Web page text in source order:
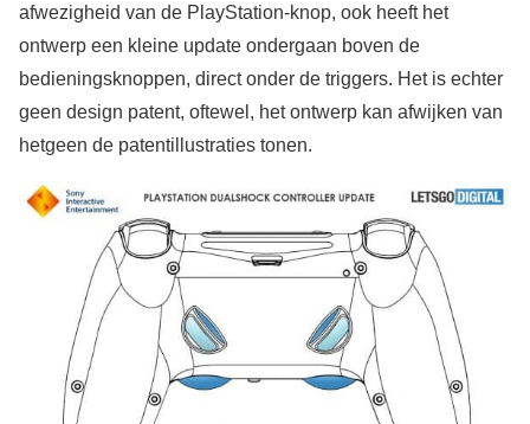
afwezigheid van de PlayStation-knop, ook heeft het
ontwerp een kleine update ondergaan boven de
bedieningsknoppen, direct onder de triggers. Het is echter
geen design patent, oftewel, het ontwerp kan afwijken van
hetgeen de patentillustraties tonen.